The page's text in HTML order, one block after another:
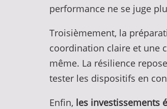
performance ne se juge
Troisièmement, la
coordination claire et une
même. La résilience
tester les dispositifs en
Enfin, les investissements